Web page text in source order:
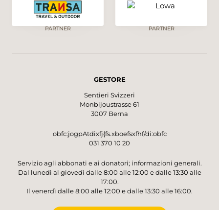
PARTNER PARTNER
GESTORE
Sentieri Svizzeri
Monbijoustrasse 61
3007 Berna
obfc:jogpAtdixfj{fs.xboefsxfhf/di:obfc
031 370 10 20
Servizio agli abbonati e ai donatori; informazioni generali.
Dal lunedì al giovedì dalle 8:00 alle 12:00 e dalle 13:30 alle
17:00.
Il venerdì dalle 8:00 alle 12:00 e dalle 13:30 alle 16:00.